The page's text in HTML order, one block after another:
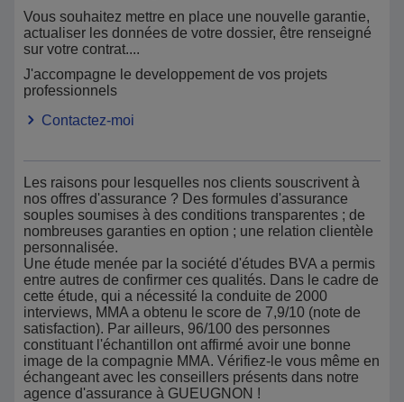
Vous souhaitez mettre en place une nouvelle garantie,
actualiser les données de votre dossier, être renseigné
sur votre contrat....
J'accompagne le developpement de vos projets
professionnels
Contactez-moi
Les raisons pour lesquelles nos clients souscrivent à
nos offres d'assurance ? Des formules d'assurance
souples soumises à des conditions transparentes ; de
nombreuses garanties en option ; une relation clientèle
personnalisée.
Une étude menée par la société d'études BVA a permis
entre autres de confirmer ces qualités. Dans le cadre de
cette étude, qui a nécessité la conduite de 2000
interviews, MMA a obtenu le score de 7,9/10 (note de
satisfaction). Par ailleurs, 96/100 des personnes
constituant l'échantillon ont affirmé avoir une bonne
image de la compagnie MMA. Vérifiez-le vous même en
échangeant avec les conseillers présents dans notre
agence d'assurance à GUEUGNON !